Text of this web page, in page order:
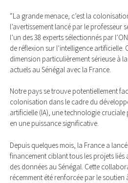
“La grande menace, c’est la
l’avertissement lancé par le professeur
l’un des 38 experts sélectionnés par
de réflexion sur l’intelligence artificielle.
dimension particulièrement sérieuse à
actuels au Sénégal avec la France.
Notre pays se trouve potentiellement
colonisation dans le cadre du
artificielle (IA), une technologie
en une puissance significative.
Depuis quelques mois, la France a
financement ciblant tous les projets liés
des données au Sénégal. Cette
récemment été renforcée par le soutien